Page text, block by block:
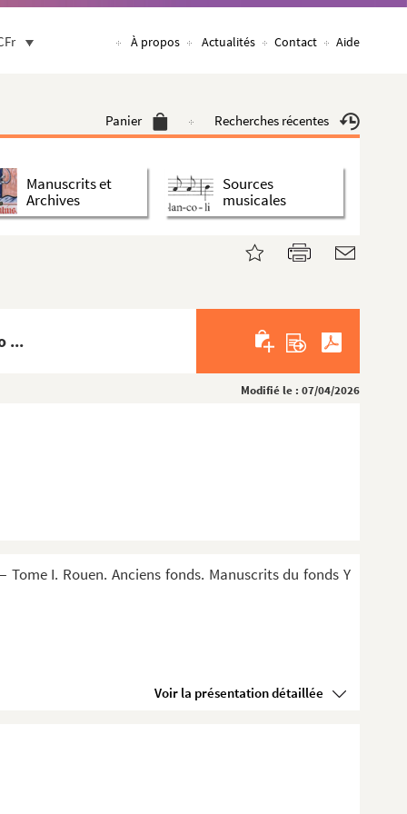
À propos Actualités Contact Aide
Panier Recherches récentes
Manuscrits et
Archives
Sources
musicales
...
Modifié le : 07/04/2026
I. Rouen. Anciens fonds. Manuscrits du fonds Y
Voir la présentation détaillée